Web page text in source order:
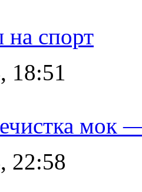
спорт
18:51
мок
22:58